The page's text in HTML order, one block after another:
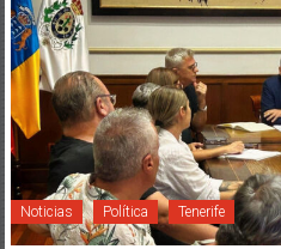
Noticias Política Tenerife